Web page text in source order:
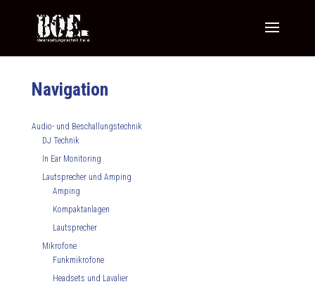
Navigation
Audio- und Beschallungstechnik
DJ Technik
In Ear Monitoring
Lautsprecher und Amping
Amping
Kompaktanlagen
Lautsprecher
Mikrofone
Funkmikrofone
Headsets und Lavalier